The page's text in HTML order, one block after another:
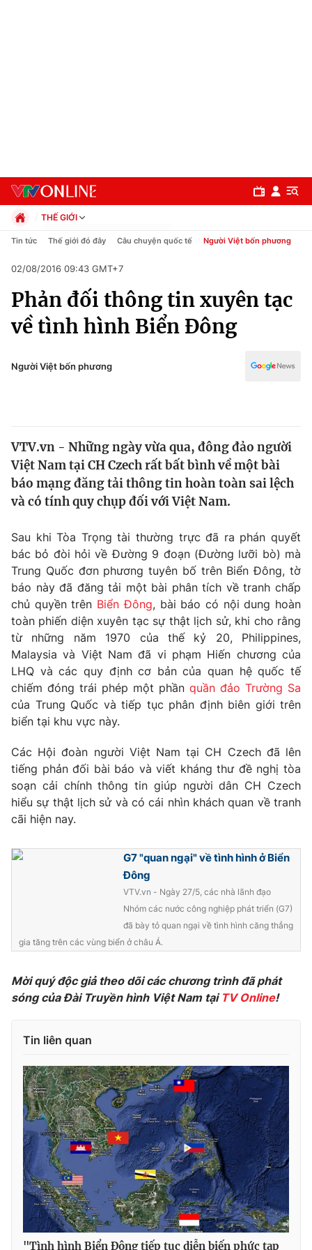
Chuyên mục
Chính trị
Thế giới
Tin tức
Thế giới đó đây
Câu chuyện quốc tế
Tài chính
Thị trường
Góc doanh nghiệp
Dữ liệu và đời sống
Truyền hình
Phim VTV
Hậu trường
Nhân vật
Khán giả
Giải trí
Điện ảnh
Âm nhạc
Sao
Đời sống
Du lịch
Chất lượng cuộc sống
Giáo dục
Tuyển sinh
Học trực tuyến
Công nghệ
Hitech Công nghệ tương lai
Sản phẩm
Thị trường
Giao lưu trực tuyến
Podcast
Video Shorts video
VTV Money
VTV Sức khoẻ Bất động sản
Thị trường 24h Tấm lòng Việt
VTV4 Vươn mình bằng AI
VTV9 VTV8
Liên hệ tòa soạn English
THẾ GIỚI
Chính trị
Pháp luật
Kinh tế
Thể thao
Truyền hình
Y tế
Tin tức Thế giới đó đây Câu chuyện quốc tế Người Việt bốn phương
02/08/2016 09:43 GMT+7
Phản đối thông tin xuyên tạc
về tình hình Biển Đông
Người Việt bốn phương
VTV.vn - Những ngày vừa qua, đông đảo người
Việt Nam tại CH Czech rất bất bình về một bài
báo mạng đăng tải thông tin hoàn toàn sai lệch
và có tính quy chụp đối với Việt Nam.
Sau khi Tòa Trọng tài thường trực đã ra phán quyết
bác bỏ đòi hỏi về Đường 9 đoạn (Đường lưỡi bò) mà
Trung Quốc đơn phương tuyên bố trên Biển Đông, tờ
báo này đã đăng tải một bài phân tích về tranh chấp
chủ quyền trên Biển Đông, bài báo có nội dung hoàn
toàn phiến diện xuyên tạc sự thật lịch sử, khi cho rằng
từ những năm 1970 của thế kỷ 20, Philippines,
Malaysia và Việt Nam đã vi phạm Hiến chương của
LHQ và các quy định cơ bản của quan hệ quốc tế
chiếm đóng trái phép một phần quần đảo Trường Sa
của Trung Quốc và tiếp tục phân định biên giới trên
biển tại khu vực này.
Các Hội đoàn người Việt Nam tại CH Czech đã lên
tiếng phản đối bài báo và viết kháng thư đề nghị tòa
soạn cải chính thông tin giúp người dân CH Czech
hiểu sự thật lịch sử và có cái nhìn khách quan về tranh
cãi hiện nay.
G7 "quan ngại" về tình hình ở Biển
Đông
VTV.vn - Ngày 27/5, các nhà lãnh đạo
Nhóm các nước công nghiệp phát triển (G7)
đã bày tỏ quan ngại về tình hình căng thẳng
gia tăng trên các vùng biển ở châu Á.
Mời quý độc giả theo dõi các chương trình đã phát
sóng của Đài Truyền hình Việt Nam tại TV Online!
Tin liên quan
"Tình hình Biển Đông tiếp tục diễn biến phức tạp